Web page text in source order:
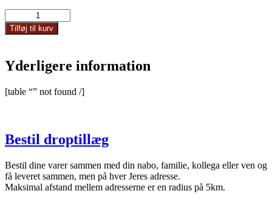
antal
Tilføj til kurv
Yderligere information
[table “” not found /]
Bestil droptillæg
Bestil dine varer sammen med din nabo, familie, kollega eller ven og
få leveret sammen, men på hver Jeres adresse.
Maksimal afstand mellem adresserne er en radius på 5km.